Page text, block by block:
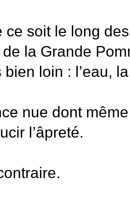
ce soit le long
la Grande
bien loin : l’eau,
nue dont
l’âpreté.